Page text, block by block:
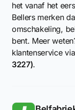
het vanaf het
Bellers merken
omschakeling,
bent. Meer
klantenservice via
3227).